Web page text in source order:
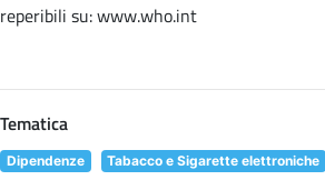
reperibili su: www.who.int
Tematica
Dipendenze Tabacco e Sigarette elettroniche